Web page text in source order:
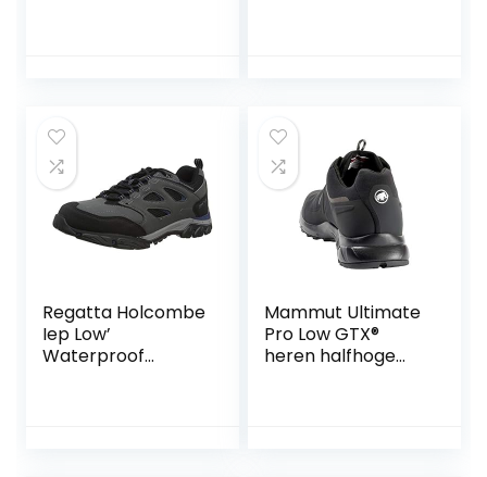
voor in de tuin,
werk, antislip,
slippers voor
heren
Regatta Holcombe
Iep Low’
Waterproof
Mammut Ultimate
Pro Low GTX®
heren halfhoge